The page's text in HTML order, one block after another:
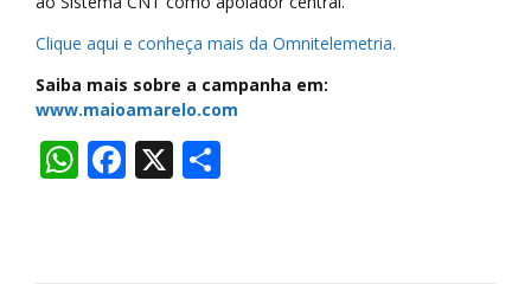
Clique aqui e conheça mais da Omnitelemetria.
Saiba mais sobre a campanha em:
www.maioamarelo.com
WhatsApp
Facebook
X